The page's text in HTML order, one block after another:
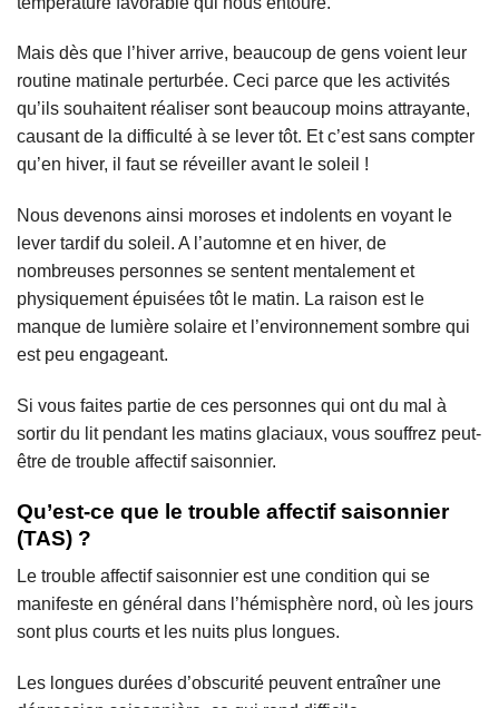
Mais dès que l’hiver arrive, beaucoup de gens voient leur
routine matinale perturbée. Ceci parce que les activités
qu’ils souhaitent réaliser sont beaucoup moins attrayante,
causant de la difficulté à se lever tôt. Et c’est sans compter
qu’en hiver, il faut se réveiller avant le soleil !
Nous devenons ainsi moroses et indolents en voyant le
lever tardif du soleil. A l’automne et en hiver, de
nombreuses personnes se sentent mentalement et
physiquement épuisées tôt le matin. La raison est le
manque de lumière solaire et l’environnement sombre qui
est peu engageant.
Si vous faites partie de ces personnes qui ont du mal à
sortir du lit pendant les matins glaciaux, vous souffrez peut-
être de trouble affectif saisonnier.
Qu’est-ce que le trouble affectif saisonnier
(TAS) ?
Le trouble affectif saisonnier est une condition qui se
manifeste en général dans l’hémisphère nord, où les jours
sont plus courts et les nuits plus longues.
Les longues durées d’obscurité peuvent entraîner une